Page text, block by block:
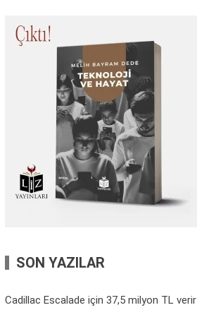
SON YAZILAR
Cadillac Escalade için 37,5 milyon TL verir